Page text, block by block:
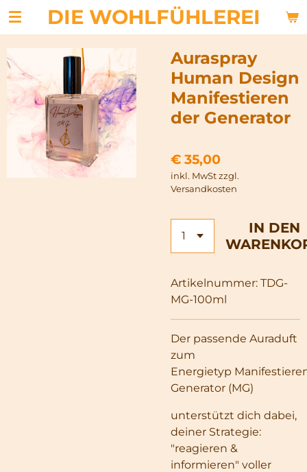
Zum
DIE WOHLFÜHLEREI
Auraspray
Human Design
Manifestieren
der Generator
€ 35,00
inkl. MwSt zzgl.
Versandkosten
IN DEN
Artikelnummer: TDG-
MG-100ml
Der passende Auraduft
zum
Energietyp
Generator (MG)
unterstützt dich dabei,
deiner Strategie:
"reagieren &
informieren" voller